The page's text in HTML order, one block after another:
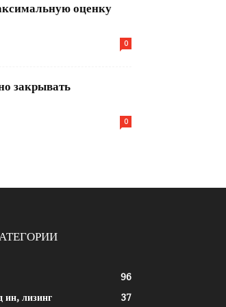
оценку
0
закрывать
0
96
ин, лизинг
37